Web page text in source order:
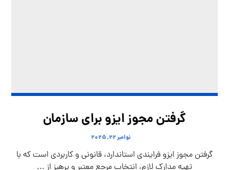
گرفتن مجوز ایزو برای سازمان
نوامبر ۲۲, ۲۰۲۵
گرفتن مجوز ایزو فرایندی استاندارد، قانونی و کاربردی است که با
تهیه مدارک لازم، انتخاب مرجع معتبر و پرهیز از ...